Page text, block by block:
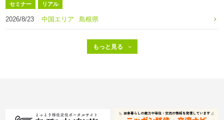
セミナー リアル
2026/8/23 中国エリア 島根県